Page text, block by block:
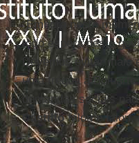
“Embora neste
todo espera deste
Devemos evitar mais
uma trégua a
demandas sociais
Castillofalou e falou,